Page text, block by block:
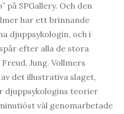
på SPGallery. Och den
har ett brinnande
djuppsykologin, och i
efter alla de stora
Jung. Vollmers
det illustrativa slaget,
djuppsykologins teorier
väl genomarbetade